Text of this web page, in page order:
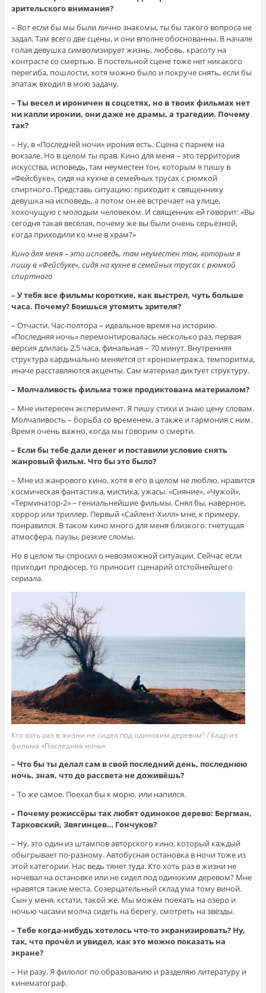
зрительского внимания?
– Вот если бы мы были лично знакомы, ты бы такого вопроса не
задал. Там всего две сцены, и они вполне обоснованны. В начале
голая девушка символизирует жизнь, любовь, красоту на
контрасте со смертью. В постельной сцене тоже нет никакого
перегиба, пошлости, хотя можно было и покруче снять, если бы
эпатаж входил в мою задачу.
– Ты весел и ироничен в соцсетях, но в твоих фильмах нет
ни капли иронии, они даже не драмы, а трагедии. Почему
так?
– Ну, в «Последней ночи» ирония есть. Сцена с парнем на
вокзале. Но в целом ты прав. Кино для меня – это территория
искусства, исповедь, там неуместен тон, которым я пишу в
«Фейсбуке», сидя на кухне в семейных трусах с рюмкой
спиртного. Представь ситуацию: приходит к священнику
девушка на исповедь, а потом он её встречает на улице,
хохочущую с молодым человеком. И священник ей говорит: «Вы
сегодня такая весёлая, почему же вы были очень серьёзной,
когда приходили ко мне в храм?»
Кино для меня – это исповедь, там неуместен тон, которым я
пишу в «Фейсбуке», сидя на кухне в семейных трусах с рюмкой
спиртного
– У тебя все фильмы короткие, как выстрел, чуть больше
часа. Почему? Боишься утомить зрителя?
– Отчасти. Час-полтора – идеальное время на историю.
«Последняя ночь» перемонтировалась несколько раз, первая
версия длилась 2,5 часа, финальная – 70 минут. Внутренняя
структура кардинально меняется от хронометража, темпоритма,
иначе расставляются акценты. Сам материал диктует структуру.
– Молчаливость фильма тоже продиктована материалом?
– Мне интересен эксперимент. Я пишу стихи и знаю цену словам.
Молчаливость – борьба со временем, а также и гармония с ним.
Время очень важно, когда мы говорим о смерти.
– Если бы тебе дали денег и поставили условие снять
жанровый фильм. Что бы это было?
– Мне из жанрового кино, хотя я его в целом не люблю, нравится
космическая фантастика, мистика, ужасы. «Сияние», «Чужой»,
«Терминатор-2» – гениальнейшие фильмы. Снял бы, наверное,
хоррор или триллер. Первый «Сайлент-Хилл» мне, к примеру,
понравился. В таком кино много для меня близкого: гнетущая
атмосфера, паузы, резкие сломы.
Но в целом ты спросил о невозможной ситуации. Сейчас если
приходит продюсер, то приносит сценарий отстойнейшего
сериала.
Кто хоть раз в жизни не сидел под одиноким деревом? / Кадр из
фильма «Последняя ночь»
– Что бы ты делал сам в свой последний день, последнюю
ночь, зная, что до рассвета не доживёшь?
– То же самое. Поехал бы к морю, или напился.
– Почему режиссёры так любят одинокое дерево: Бергман,
Тарковский, Звягинцев… Гончуков?
– Ну, это один из штампов авторского кино, который каждый
обыгрывает по-разному. Автобусная остановка в ночи тоже из
этой категории. Нас ведь тянет туда. Кто хоть раз в жизни не
ночевал на остановке или не сидел под одиноким деревом? Мне
нравятся такие места. Созерцательный склад ума тому виной.
Сын у меня, кстати, такой же. Мы можем поехать на озеро и
ночью часами молча сидеть на берегу, смотреть на звёзды.
– Тебе когда-нибудь хотелось что-то экранизировать? Ну,
так, что прочёл и увидел, как это можно показать на
экране?
– Ни разу. Я филолог по образованию и разделяю литературу и
кинематограф.